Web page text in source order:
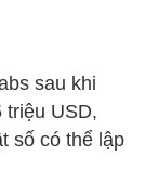
sau khi
triệu USD,
số có thể lập